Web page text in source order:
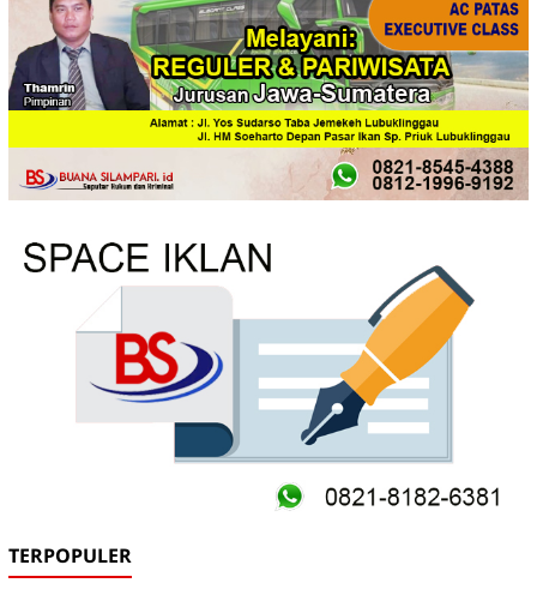
TERPOPULER